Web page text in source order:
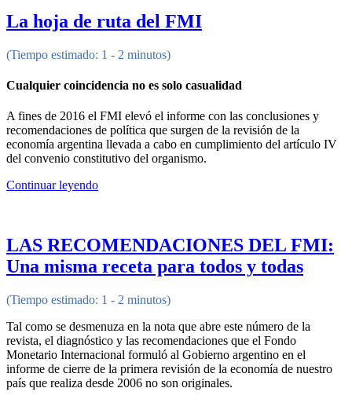
La hoja de ruta del FMI
(Tiempo estimado: 1 - 2 minutos)
Cualquier coincidencia no es solo casualidad
A fines de 2016 el FMI elevó el informe con las conclusiones y
recomendaciones de política que surgen de la revisión de la
economía argentina llevada a cabo en cumplimiento del artículo IV
del convenio constitutivo del organismo.
Continuar leyendo
LAS RECOMENDACIONES DEL FMI:
Una misma receta para todos y todas
(Tiempo estimado: 1 - 2 minutos)
Tal como se desmenuza en la nota que abre este número de la
revista, el diagnóstico y las recomendaciones que el Fondo
Monetario Internacional formuló al Gobierno argentino en el
informe de cierre de la primera revisión de la economía de nuestro
país que realiza desde 2006 no son originales.